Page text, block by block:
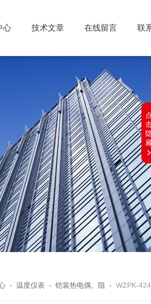
心 技术文章 在线留言 联
-温度仪表 -铠装热电偶、阻 -WZPK-424S铠